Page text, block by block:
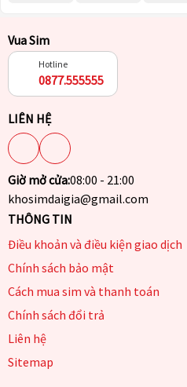
Vua Sim
Hotline
0877.555555
LIÊN HỆ
Giờ mở cửa:08:00 - 21:00
khosimdaigia@gmail.com
THÔNG TIN
Điều khoản và điều kiện giao dịch
Chính sách bảo mật
Cách mua sim và thanh toán
Chính sách đổi trả
Liên hệ
Sitemap